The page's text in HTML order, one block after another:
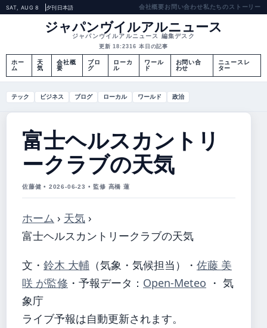
SAT, AUG 8 夕刊日本語 会社概要お問い合わせ私たちのストーリー
ジャパンヴイルアルニュース
ジャパンヴイルアルニュース 編集デスク
更新 18:2316 本日の記事
ホー
ム
天
気
会社概
要
ブロ
グ
ローカ
ル
ワール
ド
お問い合
わせ
ニュースレ
ター
テック ビジネス ブログ ローカル ワールド 政治
富士ヘルスカントリ
ークラブの天気
佐藤健 • 2026-06-23 • 監修 高橋 蓮
ホーム › 天気 ›
富士ヘルスカントリークラブの天気
文・ 鈴木 大輔 （気象・気候担当） ・ 佐藤 美
咲 が監修 ・ 予報データ： Open-Meteo ・ 気
象庁
ライブ予報は自動更新されます。